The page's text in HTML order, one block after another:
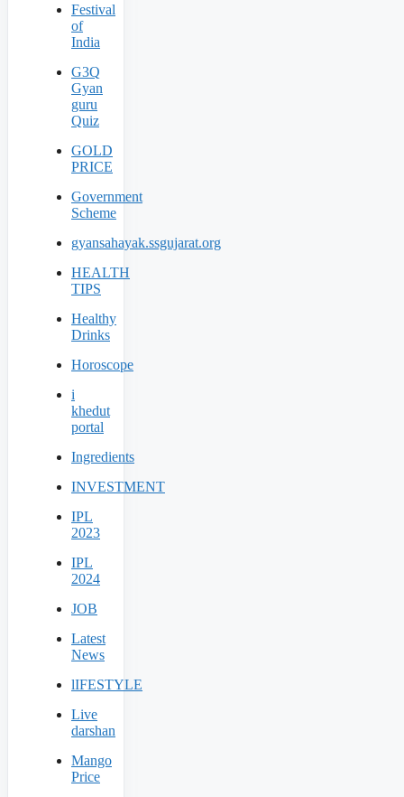
Festival
of
India
G3Q
Gyan
guru
Quiz
GOLD
PRICE
Government
Scheme
gyansahayak.ssgujarat.org
HEALTH
TIPS
Healthy
Drinks
Horoscope
i
khedut
portal
Ingredients
INVESTMENT
IPL
2023
IPL
2024
JOB
Latest
News
lIFESTYLE
Live
darshan
Mango
Price